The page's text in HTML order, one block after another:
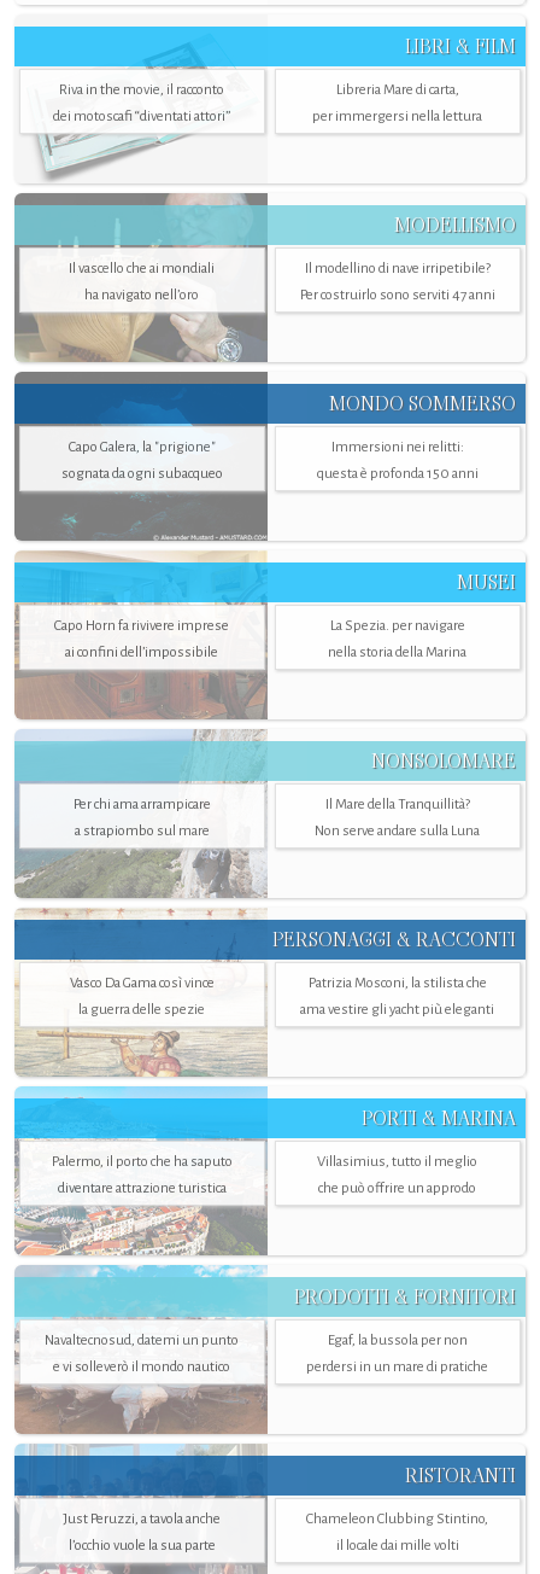
LIBRI & FILM
Riva in the movie, il racconto
dei motoscafi “diventati attori”
Libreria Mare di carta,
per immergersi nella lettura
MODELLISMO
Il vascello che ai mondiali
ha navigato nell’oro
Il modellino di nave irripetibile?
Per costruirlo sono serviti 47 anni
MONDO SOMMERSO
Capo Galera, la "prigione"
sognata da ogni subacqueo
Immersioni nei relitti:
questa è profonda 150 anni
MUSEI
Capo Horn fa rivivere imprese
ai confini dell’impossibile
La Spezia. per navigare
nella storia della Marina
NONSOLOMARE
Per chi ama arrampicare
a strapiombo sul mare
Il Mare della Tranquillità?
Non serve andare sulla Luna
PERSONAGGI & RACCONTI
Vasco Da Gama così vince
la guerra delle spezie
Patrizia Mosconi, la stilista che
ama vestire gli yacht più eleganti
PORTI & MARINA
Palermo, il porto che ha saputo
diventare attrazione turistica
Villasimius, tutto il meglio
che può offrire un approdo
PRODOTTI & FORNITORI
Navaltecnosud, datemi un punto
e vi solleverò il mondo nautico
Egaf, la bussola per non
perdersi in un mare di pratiche
RISTORANTI
Just Peruzzi, a tavola anche
l’occhio vuole la sua parte
Chameleon Clubbing Stintino,
il locale dai mille volti